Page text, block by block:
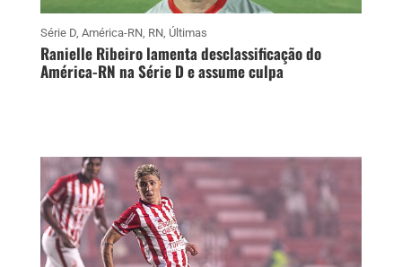
Série D, América-RN, RN, Últimas
Ranielle Ribeiro lamenta desclassificação do
América-RN na Série D e assume culpa